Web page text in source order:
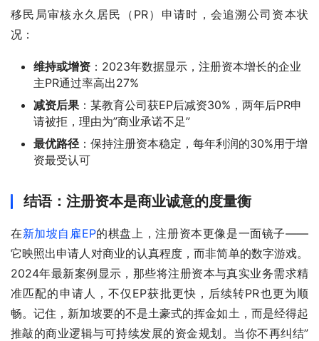
移民局审核永久居民（PR）申请时，会追溯公司资本状
况：
维持或增资 ：2023年数据显示，注册资本增长的企业
主PR通过率高出27%
减资后果 ：某教育公司获EP后减资30%，两年后PR申
请被拒，理由为”商业承诺不足”
最优路径 ：保持注册资本稳定，每年利润的30%用于增
资最受认可
结语：注册资本是商业诚意的度量衡
在新加坡自雇EP的棋盘上，注册资本更像是一面镜子——
它映照出申请人对商业的认真程度，而非简单的数字游戏。
2024年最新案例显示，那些将注册资本与真实业务需求精
准匹配的申请人，不仅EP获批更快，后续转PR也更为顺
畅。记住，新加坡要的不是土豪式的挥金如土，而是经得起
推敲的商业逻辑与可持续发展的资金规划。当你不再纠结”